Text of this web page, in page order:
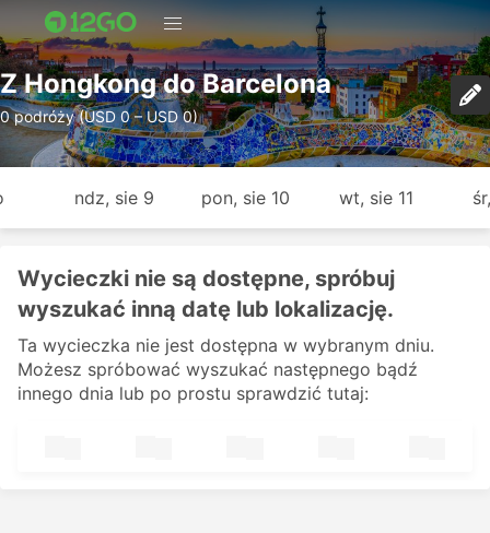
Z Hongkong do Barcelona
0 podróży (USD 0 – USD 0)
ndz, sie 9 pon, sie 10 wt, sie 11
Wycieczki nie są dostępne, spróbuj
wyszukać inną datę lub lokalizację.
Ta wycieczka nie jest dostępna w wybranym dniu.
Możesz spróbować wyszukać następnego bądź
innego dnia lub po prostu sprawdzić tutaj: